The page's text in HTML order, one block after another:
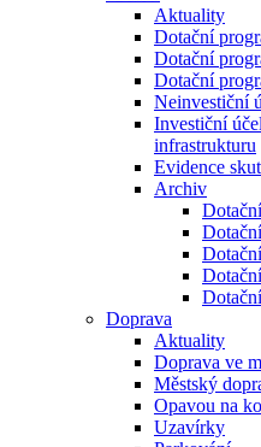
Aktuality
Dotační
Dotační
Dotační
Neinvestiční
Investiční
infrastrukturu
Evidence
Archiv
Doprava
Aktuality
Doprava ve
Městský
Opavou na
Uzavírky